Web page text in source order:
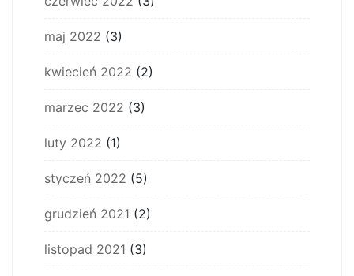
maj 2022 (3)
kwiecień 2022 (2)
marzec 2022 (3)
luty 2022 (1)
styczeń 2022 (5)
grudzień 2021 (2)
listopad 2021 (3)